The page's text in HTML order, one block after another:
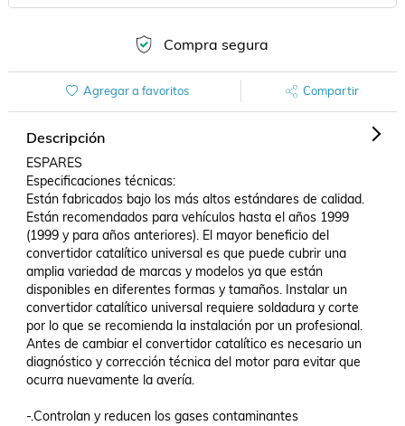
Compra segura
Agregar a favoritos Compartir
Descripción
ESPARES
Especificaciones técnicas:
Están fabricados bajo los más altos estándares de calidad.
Están recomendados para vehículos hasta el años 1999
(1999 y para años anteriores). El mayor beneficio del
convertidor catalítico universal es que puede cubrir una
amplia variedad de marcas y modelos ya que están
disponibles en diferentes formas y tamaños. Instalar un
convertidor catalítico universal requiere soldadura y corte
por lo que se recomienda la instalación por un profesional.
Antes de cambiar el convertidor catalítico es necesario un
diagnóstico y corrección técnica del motor para evitar que
ocurra nuevamente la avería.
-.Controlan y reducen los gases contaminantes